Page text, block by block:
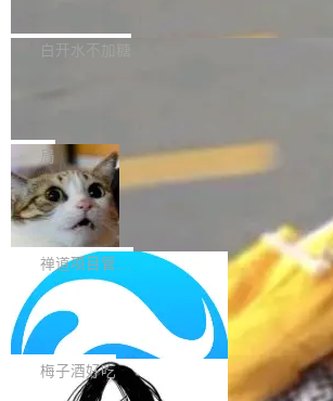
模型 API 调用服务，用户无需繁琐环境配置，
绝遍历绝对符号链接的容器路径，例如/var/run
更新说明：https://github.com/moby/...
计语言和 React 组件库。Ant Design 6.5.3 现
ut.OTP 的 mask 为 true 时仍显示原始值的问
题。#58805 修复 Input.TextArea 调整大小手
在触摸设备上显示为小圆点的问题。#58812 Ty
pography 优化 Typography 省略提示在大列
中的渲染性能。#58806 修复 Typography...
白开水不加糖
比它便宜的。 Artificial Analysis 更新了 DeepS
eek V4 Flash 0731 的完整评测。一张
nce Index vs Cost per Task 的散点图上，13
个模型排成一列，V4 Flash 贴着底部：$0.03
一次任务。 V4 Flash 的 Intelligence Index
分 50，在 101 个模型中排第 3。排在它前面
的：Claude Opus 5（61 分）、Claude
5（60 分）、GPT-5.6 Sol（59 分）、Kimi
（57 分）、Grok 4...
局
禅道开源版 22.4 发布，内置 DevOps4.
0 正式版，提供从代码提交到交付的全
生命周期的管理能力
大家好， 禅道开源版22.4发布啦！本次发布
带来了DevOps4.0系列的首个正式版本。
ps4.0内置与禅道DevOps专业版同源的代码管
核心，依托于全自研的GitFox代码托管引擎，
们提供了从代码提交到交付的全生命周期的管理
能力。同时，我们 对禅道DevOps现有底层代
进行了革命性的重构，为后续AI辅助编程、智
Solon 的 10 种 HTTP 服务器：改一行
依赖，换一个引擎
用 Solon 做线上项目有一阵子了，有个点总让
接触的人觉得意外：服务器引擎是让你选的。
olon 内核约 0.3MB，不内置固定的 HTTP 服
梅子酒好吃